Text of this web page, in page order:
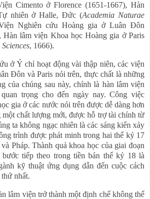
Cimento ở Florence (1651-1667), Hàn
nhiên ở Halle, Đức (Academia Naturae
Nghiên cứu Hoàng gia ở Luân Đôn
Hàn lâm viện Khoa học Hoàng gia ở Paris
, 1666).
ở Ý chỉ hoạt động vài thập niên, các viện
Đôn và Paris nói trên, thực chất là những
của chúng sau này, chính là hàn lâm viện
trọng cho đến ngày nay. Công việc
gia ở các nước nói trên được dễ dàng hơn
một chất lượng mới, được hỗ trợ tài chính từ
ta không ngạc nhiên là các sáng kiến xảy
trình được phát minh trong hai thế kỷ 17
Pháp. Thành quả khoa học của giai đoạn
tiếp theo trong tiền bán thế kỷ 18 là
kỹ thuật ứng dụng dẫn đến cuộc cách
nhất.
lâm viện trở thành một định chế không thể